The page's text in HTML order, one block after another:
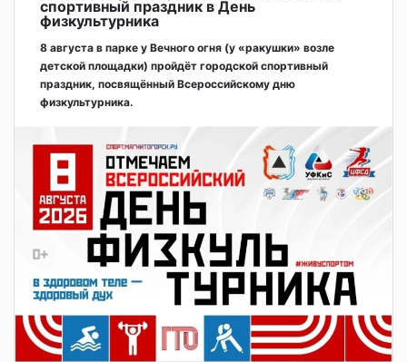
спортивный праздник в День
физкультурника
8 августа в парке у Вечного огня (у «ракушки» возле
детской площадки) пройдёт городской спортивный
праздник, посвящённый Всероссийскому дню
физкультурника.